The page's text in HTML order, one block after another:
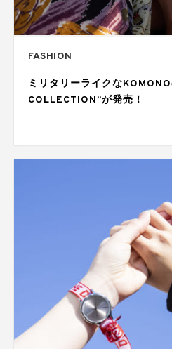
FASHION
ミリタリーライクな
COLLECTION”が発売！